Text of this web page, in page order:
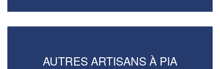
AUTRES ARTISANS À PIA